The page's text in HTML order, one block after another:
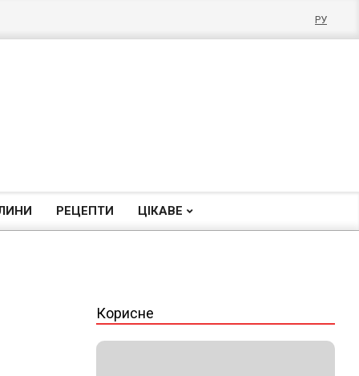
РУ
РЕЦЕПТИ ЦІКАВЕ
Корисне